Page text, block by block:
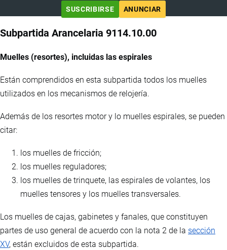
SUSCRIBIRSE
ANUNCIAR
Subpartida Arancelaria 9114.10.00
Muelles (resortes), incluidas las espirales
Están comprendidos en esta subpartida todos los muelles
utilizados en los mecanismos de relojería.
Además de los resortes motor y lo muelles espirales, se pueden
citar:
los muelles de fricción;
los muelles reguladores;
los muelles de trinquete, las espirales de volantes, los
muelles tensores y los muelles transversales.
Los muelles de cajas, gabinetes y fanales, que constituyen
partes de uso general de acuerdo con la nota 2 de la sección
XV, están excluidos de esta subpartida.